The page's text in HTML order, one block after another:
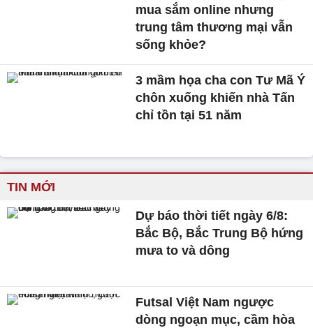
mua sắm online nhưng
trung tâm thương mại vẫn
sống khỏe?
3 mầm họa cha con Tư Mã Ý
chôn xuống khiến nhà Tấn
chỉ tồn tại 51 năm
TIN MỚI
Dự báo thời tiết ngày 6/8:
Bắc Bộ, Bắc Trung Bộ hứng
mưa to và dông
Futsal Việt Nam ngược
dòng ngoạn mục, cầm hòa